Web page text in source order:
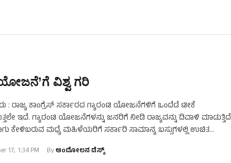
ಯೋಜನೆ’ಗೆ ವಿಶ್ವ ಗರಿ
: ರಾಜ್ಯ ಕಾಂಗ್ರೆಸ್ ಸರ್ಕಾರದ ಗ್ಯಾರಂಟಿ ಯೋಜನೆಗಳಿಗೆ ಒಂದೆಡೆ ಟೀಕೆ
ಇದೆ. ಗ್ಯಾರಂಟಿ ಯೋಜನೆಗಳನ್ನು ಜನರಿಗೆ ನೀಡಿ ರಾಜ್ಯವನ್ನು ದಿವಾಳಿ ಮಾಡುತ್ತಿದೆ
ಕೇಳಿಬರುವ ಮಧ್ಯೆ ಮಹಿಳೆಯರಿಗೆ ಸರ್ಕಾರಿ ಸಾಮಾನ್ಯ ಬಸ್ಸುಗಳಲ್ಲಿ ಉಚಿತ
17, 1:34 PM By ಆಂದೋಲನ ಡೆಸ್ಕ್